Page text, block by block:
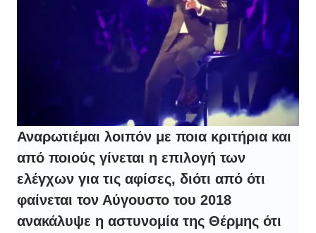
Αναρωτιέμαι λοιπόν με ποια κριτήρια και
από ποιούς γίνεται η επιλογή των
ελέγχων για τις αφίσες, διότι από ότι
φαίνεται τον Αύγουστο του 2018
ανακάλυψε η αστυνομία της Θέρμης ότι